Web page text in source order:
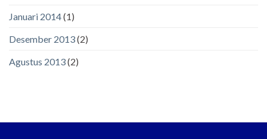
Januari 2014(1)
Desember 2013(2)
Agustus 2013(2)